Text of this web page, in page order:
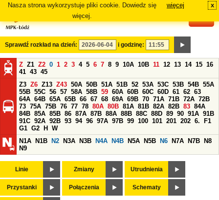
Nasza strona wykorzystuje pliki cookie. Dowiedz się
więcej.
więcej x
Sprawdź rozkład na dzień: i godzinę:
Z Z1 Z2 0 1 2 3 4 5 6 7 8 9 10A 10B 11 12 13 14 15 16
41 43 45
Z3 Z6 Z13 Z43 50A 50B 51A 51B 52 53A 53C 53B 54B 55A
55B 55C 56 57 58A 58B 59 60A 60B 60C 60D 61 62 63
64A 64B 65A 65B 66 67 68 69A 69B 70 71A 71B 72A 72B
73 75A 75B 76 77 78 80A 80B 81A 81B 82A 82B 83 84A
84B 85A 85B 86 87A 87B 88A 88B 88C 88D 89 90 91A 91B
91C 92A 92B 93 94 96 97A 97B 99 100 101 201 202 6.
F1
G1 G2 H
W
N1A
N1B N2 N3A N3B N4A N4B N5A N5B N6 N7A N7B
N8
N9
Linie Zmiany Utrudnienia
Przystanki Połączenia Schematy